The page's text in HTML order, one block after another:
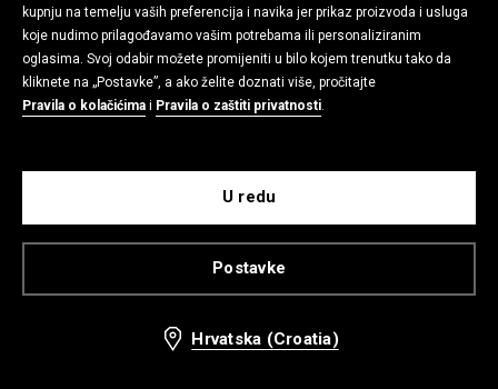
kupnju na temelju vaših preferencija i navika jer prikaz proizvoda i usluga
koje nudimo prilagođavamo vašim potrebama ili personaliziranim
oglasima. Svoj odabir možete promijeniti u bilo kojem trenutku tako da
kliknete na „Postavke”, a ako želite doznati više, pročitajte
Pravila o kolačićima i Pravila o zaštiti privatnosti.
Postavke
U redu
Hrvatska (Croatia)
5,99 EUR 7,99 EUR 2,99 EUR 5,99 EUR